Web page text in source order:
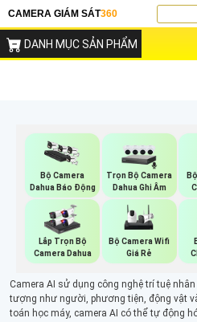
CAMERA GIÁM SÁT360
DANH MỤC SẢN PHẨM
Bộ Camera
Dahua Báo Động
Trọn Bộ Camera
Dahua Ghi Âm
Lắp Trọn Bộ
Camera Dahua
Bộ Camera Wifi
Giá Rẻ
Camera AI sử dụng công nghệ trí tuệ
tượng như người, phương tiện, động vật
toán học máy, camera AI có thể tự động